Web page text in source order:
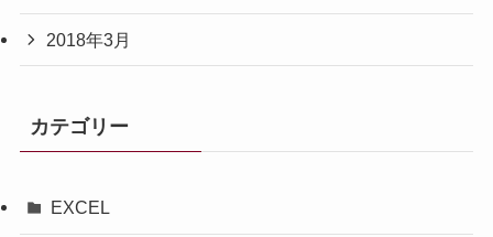
2018年3月
カテゴリー
EXCEL